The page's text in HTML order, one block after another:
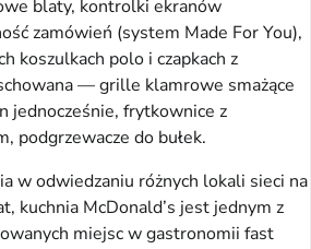
blaty, kontrolki ekranów
zamówień (system Made For You),
koszulkach polo i czapkach z
— grille klamrowe smażące
jednocześnie, frytkownice z
podgrzewacze do bułek.
w odwiedzaniu różnych lokali sieci na
kuchnia McDonald’s jest jednym z
miejsc w gastronomii fast